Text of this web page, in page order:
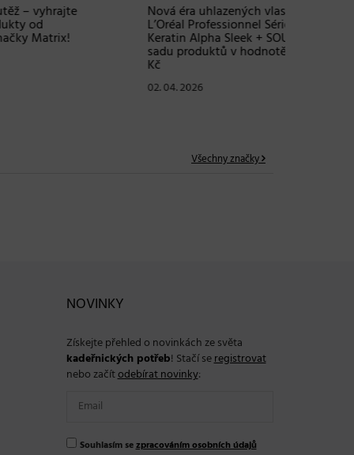
Nová éra uhlazených vlasů:
L’Oréal Professionnel Série Expert
Keratin Alpha Sleek + SOUTĚŽ o
sadu produktů v hodnotě 2380
Všechny značky
NOVINKY
Získejte přehled o novinkách ze světa
kadeřnických potřeb! Stačí seregistrovat
nebo začítodebírat novinky:
Souhlasím sezpracováním osobních údajů